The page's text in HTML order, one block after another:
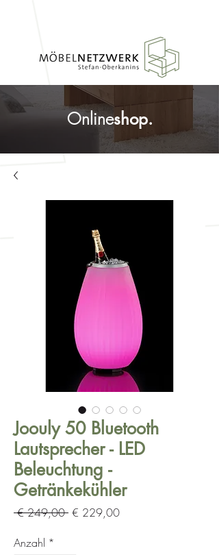
Onlineshop.
Joouly 50 Bluetooth
Lautsprecher - LED
Beleuchtung -
Getränkekühler
€ 249,00 Standardpreis
€ 229,00Sale-
Anzahl *